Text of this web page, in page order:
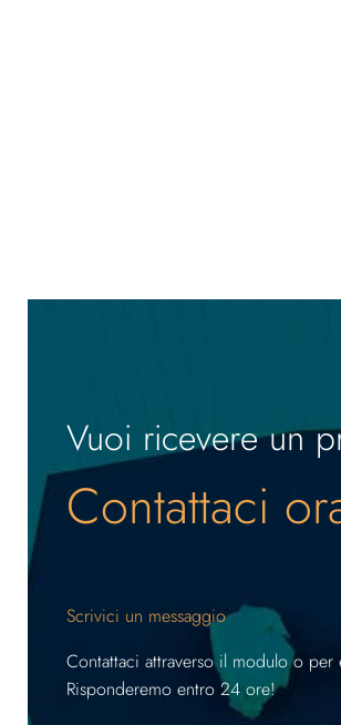
Vuoi ricevere un
Contattaci
Scrivici un messaggio
Contattaci attraverso il modulo o per
Risponderemo entro 24 ore!